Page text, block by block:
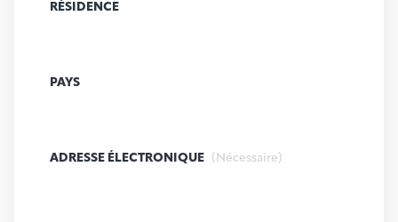
RÉSIDENCE
PAYS
ADRESSE ÉLECTRONIQUE (Nécessaire)